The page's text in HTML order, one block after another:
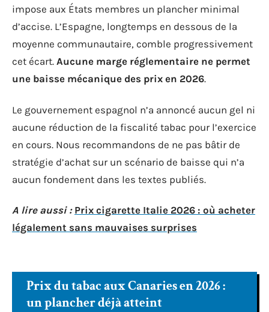
impose aux États membres un plancher minimal
d’accise. L’Espagne, longtemps en dessous de la
moyenne communautaire, comble progressivement
cet écart. Aucune marge réglementaire ne permet
une baisse mécanique des prix en 2026.
Le gouvernement espagnol n’a annoncé aucun gel ni
aucune réduction de la fiscalité tabac pour l’exercice
en cours. Nous recommandons de ne pas bâtir de
stratégie d’achat sur un scénario de baisse qui n’a
aucun fondement dans les textes publiés.
A lire aussi : Prix cigarette Italie 2026 : où acheter
légalement sans mauvaises surprises
Prix du tabac aux Canaries en 2026 :
un plancher déjà atteint